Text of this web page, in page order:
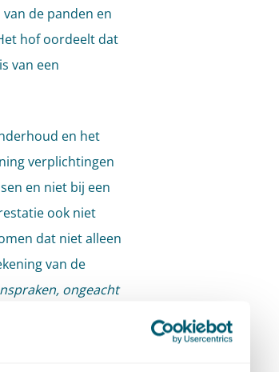
de panden en
hof oordeelt dat
van een
en het
verplichtingen
en niet bij een
ook niet
dat niet alleen
van de
ongeacht